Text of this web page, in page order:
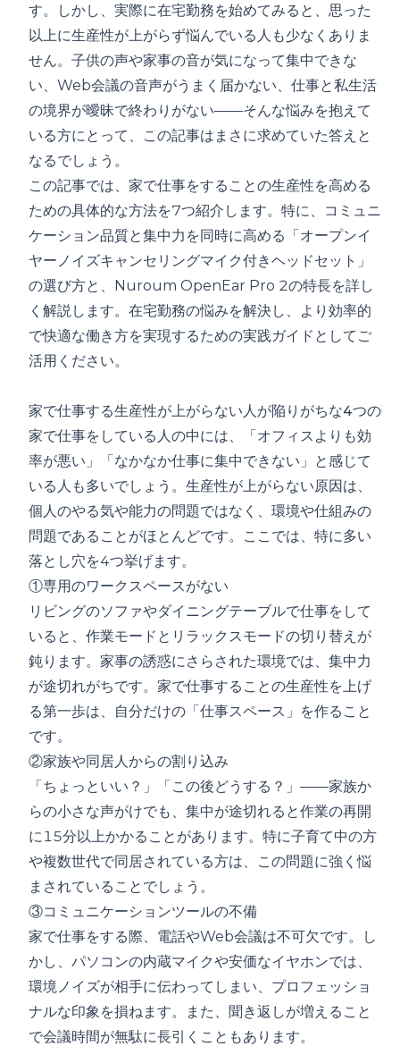
す。しかし、実際に在宅勤務を始めてみると、思った
以上に生産性が上がらず悩んでいる人も少なくありま
せん。子供の声や家事の音が気になって集中できな
い、Web会議の音声がうまく届かない、仕事と私生活
の境界が曖昧で終わりがない——そんな悩みを抱えて
いる方にとって、この記事はまさに求めていた答えと
なるでしょう。
この記事では、家で仕事をすることの生産性を高める
ための具体的な方法を7つ紹介します。特に、コミュニ
ケーション品質と集中力を同時に高める「オープンイ
ヤーノイズキャンセリングマイク付きヘッドセット」
の選び方と、Nuroum OpenEar Pro 2の特長を詳し
く解説します。在宅勤務の悩みを解決し、より効率的
で快適な働き方を実現するための実践ガイドとしてご
活用ください。
家で仕事する生産性が上がらない人が陥りがちな4つの落
家で仕事をしている人の中には、「オフィスよりも効
率が悪い」「なかなか仕事に集中できない」と感じて
いる人も多いでしょう。生産性が上がらない原因は、
個人のやる気や能力の問題ではなく、環境や仕組みの
問題であることがほとんどです。ここでは、特に多い
落とし穴を4つ挙げます。
①専用のワークスペースがない
リビングのソファやダイニングテーブルで仕事をして
いると、作業モードとリラックスモードの切り替えが
鈍ります。家事の誘惑にさらされた環境では、集中力
が途切れがちです。家で仕事することの生産性を上げ
る第一歩は、自分だけの「仕事スペース」を作ること
です。
②家族や同居人からの割り込み
「ちょっといい？」「この後どうする？」——家族か
らの小さな声がけでも、集中が途切れると作業の再開
に15分以上かかることがあります。特に子育て中の方
や複数世代で同居されている方は、この問題に強く悩
まされていることでしょう。
③コミュニケーションツールの不備
家で仕事をする際、電話やWeb会議は不可欠です。し
かし、パソコンの内蔵マイクや安価なイヤホンでは、
環境ノイズが相手に伝わってしまい、プロフェッショ
ナルな印象を損ねます。また、聞き返しが増えること
で会議時間が無駄に長引くこともあります。